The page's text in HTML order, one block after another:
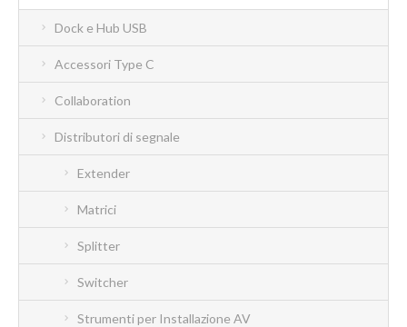
Dock e Hub USB
Accessori Type C
Collaboration
Distributori di segnale
Extender
Matrici
Splitter
Switcher
Strumenti per Installazione AV